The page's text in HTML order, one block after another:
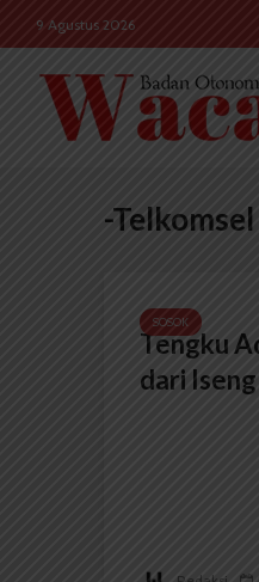
9 Agustus 2026
-Telkomsel
SOSOK
Tengku
dari